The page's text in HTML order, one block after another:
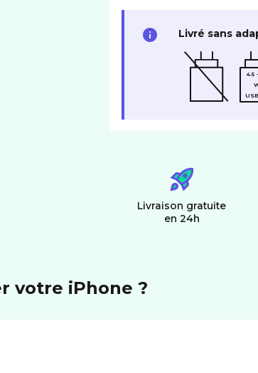
Livré sans
4.5
Livraison gratuite
en 24h
votre iPhone ?